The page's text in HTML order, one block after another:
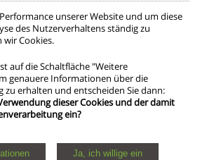
Straße 3, 39340 Haldensleben
Magdeburg
unserer Website und um diese
des Nutzerverhaltens ständig zu
wir Cookies.
auf die Schaltfläche "Weitere
genauere Informationen über die
zu erhalten und entscheiden Sie dann:
dieser Cookies und der damit
ein?
Ja, ich willige ein